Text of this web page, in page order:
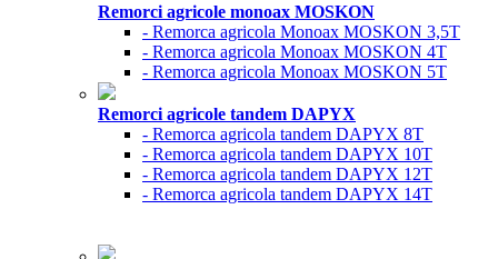
Remorci agricole monoax MOSKON
- Remorca agricola Monoax MOSKON 3,5T
- Remorca agricola Monoax MOSKON 4T
- Remorca agricola Monoax MOSKON 5T
Remorci agricole tandem DAPYX
- Remorca agricola tandem DAPYX 8T
- Remorca agricola tandem DAPYX 10T
- Remorca agricola tandem DAPYX 12T
- Remorca agricola tandem DAPYX 14T